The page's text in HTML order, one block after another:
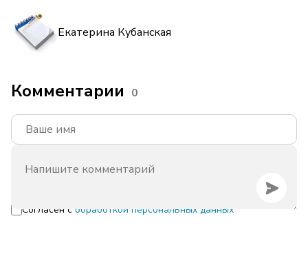
Екатерина Кубанская
Комментарии 0
Согласен с обработкой персональных данных